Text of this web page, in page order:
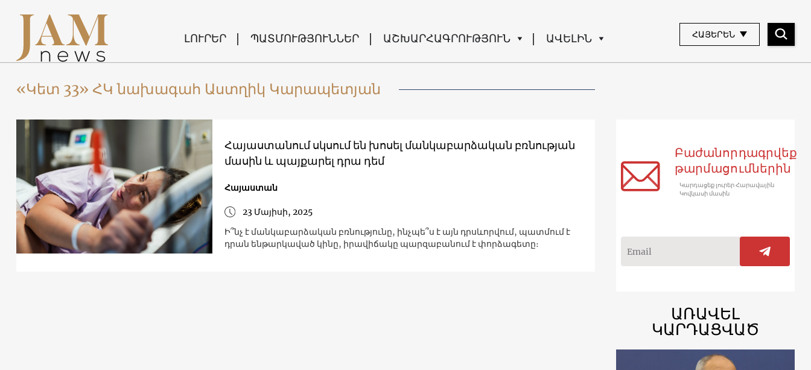
ԼՈՒՐԵՐ ՊԱՏՄՈՒԹՅՈՒՆՆԵՐ ԱՇԽԱՐՀԱԳՐՈՒԹՅՈՒՆ ԱՎԵԼԻՆ ՀԱՅԵՐԵՆ
«Կետ 33» ՀԿ նախագահ Աստղիկ Կարապետյան
Հայաստանում սկսում են խոսել մանկաբարձական բռնության
մասին և պայքարել դրա դեմ
Հայաստան
23 Մայիսի, 2025
Ի՞նչ է մանկաբարձական բռնությունը, ինչպե՞ս է այն դրսևորվում, պատմում է
դրան ենթարկաված կինը, իրավիճակը պարզաբանում է փորձագետը։
Բաժանորդագրվեք
թարմացումներին
Կարդացեք լուրեր Հարավային
Կովկասի մասին
ԱՌԱՎԵԼ
ԿԱՐԴԱՑՎԱԾ